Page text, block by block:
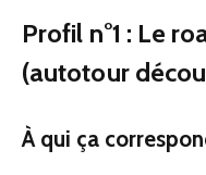
Profil n°1 : Le
(autotour
À qui ça